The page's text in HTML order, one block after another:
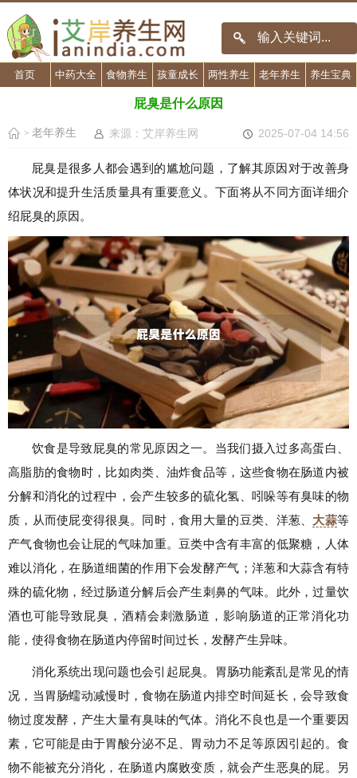
首页 中药大全 食物养生 孩童成长 两性养生 老年养生 养生宝典
屁臭是什么原因
> 老年养生 来源：艾岸养生网 2025-07-04 14:56
屁臭是很多人都会遇到的尴尬问题，了解其原因对于改善身
体状况和提升生活质量具有重要意义。下面将从不同方面详细介
绍屁臭的原因。
饮食是导致屁臭的常见原因之一。当我们摄入过多高蛋白、
高脂肪的食物时，比如肉类、油炸食品等，这些食物在肠道内被
分解和消化的过程中，会产生较多的硫化氢、吲哚等有臭味的物
质，从而使屁变得很臭。同时，食用大量的豆类、洋葱、 大蒜等
产气食物也会让屁的气味加重。豆类中含有丰富的低聚糖，人体
难以消化，在肠道细菌的作用下会发酵产气；洋葱和大蒜含有特
殊的硫化物，经过肠道分解后会产生刺鼻的气味。此外，过量饮
酒也可能导致屁臭，酒精会刺激肠道，影响肠道的正常消化功
能，使得食物在肠道内停留时间过长，发酵产生异味。
消化系统出现问题也会引起屁臭。胃肠功能紊乱是常见的情
况，当胃肠蠕动减慢时，食物在肠道内排空时间延长，会导致食
物过度发酵，产生大量有臭味的气体。消化不良也是一个重要因
素，它可能是由于胃酸分泌不足、胃动力不足等原因引起的。食
物不能被充分消化，在肠道内腐败变质，就会产生恶臭的屁。另